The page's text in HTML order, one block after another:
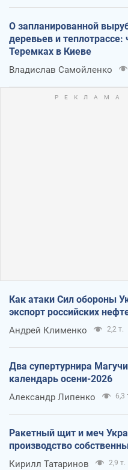
О запланированной
деревьев и теплотрассе:
Теремках в Киеве
Владислав Самойленко
Как атаки Сил обороны
экспорт российских
Андрей Клименко 2,2 т.
Два супертурнира
календарь осени-2026
Александр Липенко 6,3
Ракетный щит и меч
производство
Кирилл Татаринов 2,9 т.